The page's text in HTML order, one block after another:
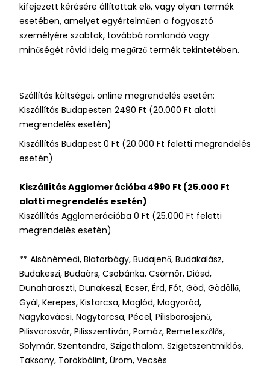
kifejezett kérésére állítottak elő, vagy olyan termék
esetében, amelyet egyértelműen a fogyasztó
személyére szabtak, továbbá romlandó vagy
minőségét rövid ideig megőrző termék tekintetében.
Szállítás költségei, online megrendelés esetén:
Kiszállítás Budapesten 2490 Ft (20.000 Ft alatti
megrendelés esetén)
Kiszállítás Budapest 0 Ft (20.000 Ft feletti megrendelés
esetén)
Kiszállítás Agglomerációba 4990 Ft (25.000 Ft
alatti megrendelés esetén)
Kiszállítás Agglomerációba 0 Ft (25.000 Ft feletti
megrendelés esetén)
** Alsónémedi, Biatorbágy, Budajenő, Budakalász,
Budakeszi, Budaörs, Csobánka, Csömör, Diósd,
Dunaharaszti, Dunakeszi, Ecser, Érd, Fót, Göd, Gödöllő,
Gyál, Kerepes, Kistarcsa, Maglód, Mogyoród,
Nagykovácsi, Nagytarcsa, Pécel, Pilisborosjenő,
Pilisvörösvár, Pilisszentiván, Pomáz, Remeteszőlős,
Solymár, Szentendre, Szigethalom, Szigetszentmiklós,
Taksony, Törökbálint, Üröm, Vecsés